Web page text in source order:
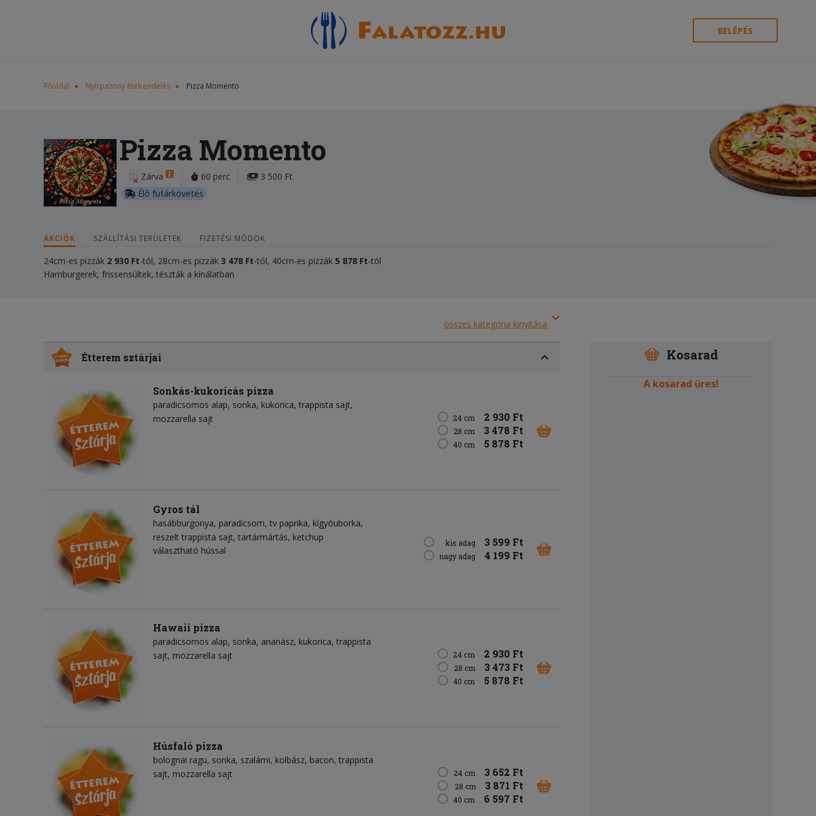
BELÉPÉS
Főoldal Nyírpazony ételrendelés Pizza Momento
Pizza Momento
Zárva 60 perc
3 500 Ft
Élő futárkövetés
AKCIÓK SZÁLLÍTÁSI TERÜLETEK FIZETÉSI MÓDOK
24cm-es pizzák 2 930 Ft-tól, 28cm-es pizzák 3 478 Ft-tól, 40cm-es pizzák 5 878 Ft-tól
Hamburgerek, frissensültek, tészták a kínálatban
összes kategória kinyitása
Étterem sztárjai
Sonkás-kukoricás pizza
paradicsomos alap sonka kukorica trappista sajt
mozzarella sajt
24 cm 2 930 Ft
28 cm 3 478 Ft
40 cm 5 878 Ft
Gyros tál
hasábburgonya paradicsom tv paprika kígyóuborka
reszelt trappista sajt tartármártás ketchup
választható hússal
kis adag 3 599 Ft
nagy adag 4 199 Ft
Hawaii pizza
paradicsomos alap sonka ananász kukorica trappista
sajt mozzarella sajt 24 cm 2 930 Ft
28 cm 3 473 Ft
40 cm 5 878 Ft
Húsfaló pizza
bolognai ragu sonka szalámi kolbász bacon trappista
sajt mozzarella sajt 24 cm 3 652 Ft
28 cm 3 871 Ft
40 cm 6 597 Ft
Kosarad
A kosarad üres!